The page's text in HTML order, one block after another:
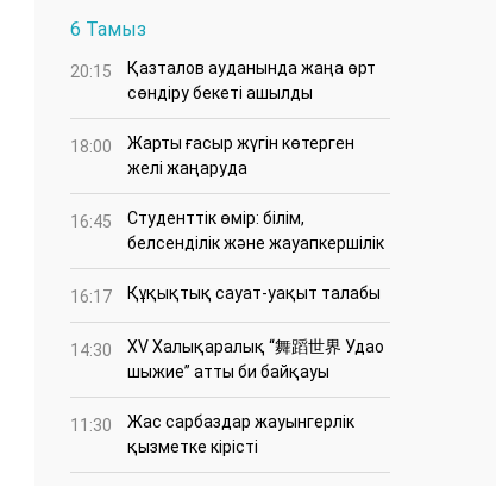
6 Тамыз
20:15
Қазталов ауданында жаңа өрт
сөндіру бекеті ашылды
18:00
Жарты ғасыр жүгін көтерген
желі жаңаруда
16:45
Студенттік өмір: білім,
белсенділік және жауапкершілік
16:17 Құқықтық сауат-уақыт талабы
14:30
XV Халықаралық “舞蹈世界 Удао
шыжие” атты би байқауы
11:30
Жас сарбаздар жауынгерлік
қызметке кірісті